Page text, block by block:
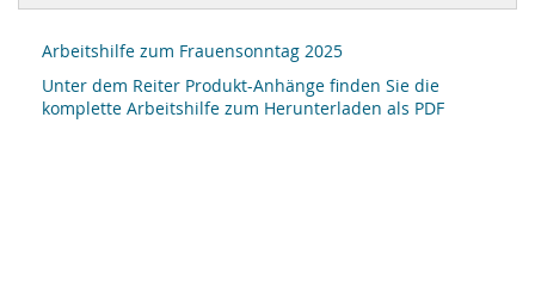
Arbeitshilfe zum Frauensonntag 2025
Unter dem Reiter Produkt-Anhänge finden Sie die
komplette Arbeitshilfe zum Herunterladen als PDF